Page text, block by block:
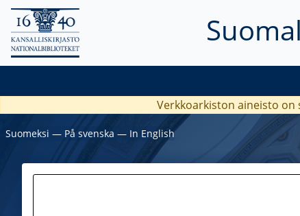
Verkkoarkiston aineisto on
Suomeksi ― På svenska ― In English